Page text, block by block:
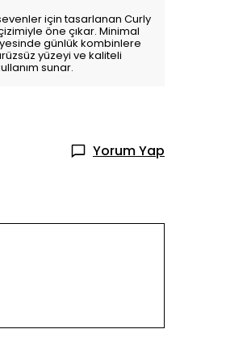
için tasarlanan Curly
öne çıkar. Minimal
günlük kombinlere
yüzeyi ve kaliteli
sunar.
Yorum Yap